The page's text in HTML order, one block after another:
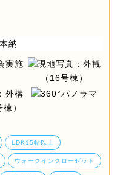
LDK15帖以上
ウォークインクローゼット